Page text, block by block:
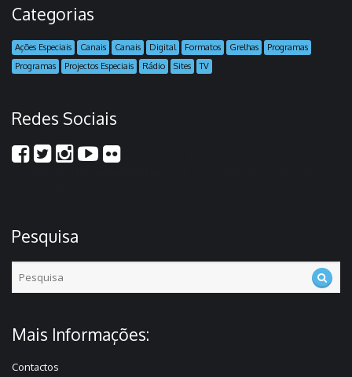
Categorias
Ações Especiais Canais Canais Digital Formatos Grelhas
Programas
Programas
Projectos Especiais Rádio Sites TV
Redes Sociais
Pesquisa
Mais Informações:
Contactos